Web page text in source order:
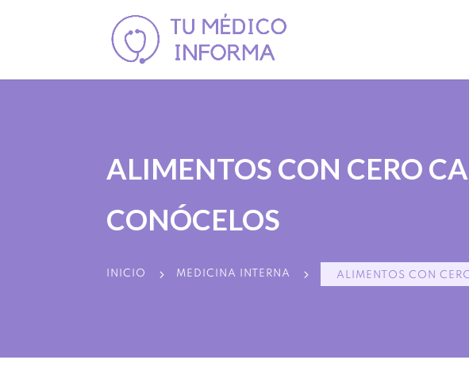
ALIMENTOS CON CERO
CONÓCELOS
INICIO 5 MEDICINA INTERNA 5 ALIMENTOS CON